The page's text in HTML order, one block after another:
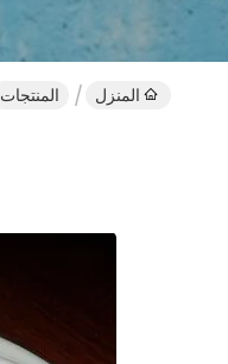
المنزل المنتجات